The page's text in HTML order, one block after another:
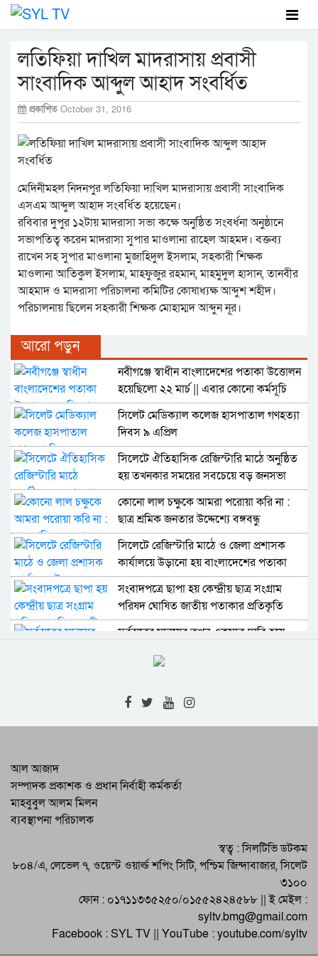
লতিফিয়া দাখিল মাদরাসায় প্রবাসী
সাংবাদিক আব্দুল আহাদ সংবর্ধিত
প্রকাশিত October 31, 2016
মেদিনীমহল নিদনপুর লতিফিয়া দাখিল মাদরাসায় প্রবাসী সাংবাদিক
এসএম আব্দুল আহাদ সংবর্ধিত হয়েছেন।
রবিবার দুপুর ১২টায় মাদরাসা সভা কক্ষে অনুষ্ঠিত সংবর্ধনা অনুষ্ঠানে
সভাপতিত্ব করেন মাদরাসা সুপার মাওলানা রাহেল আহমদ। বক্তব্য
রাখেন সহ সুপার মাওলানা মুজাহিদুল ইসলাম, সহকারী শিক্ষক
মাওলানা আতিকুল ইসলাম, মাহফুজুর রহমান, মাহমুদুল হাসান, তানবীর
আহমাদ ও মাদরাসা পরিচালনা কমিটির কোষাধ্যক্ষ আব্দুশ শহীদ।
পরিচালনায় ছিলেন সহকারী শিক্ষক মোহাম্মদ আব্দুন নূর।
আরো পড়ুন
নবীগঞ্জে স্বাধীন বাংলাদেশের পতাকা উত্তোলন
হয়েছিলো ২২ মার্চ || এবার কোনো কর্মসূচি
নেই
সিলেট মেডিক্যাল কলেজ হাসপাতাল গণহত্যা
দিবস ৯ এপ্রিল
সিলেটে ঐতিহাসিক রেজিস্টারি মাঠে অনুষ্ঠিত
হয় তখনকার সময়ের সবচেয়ে বড় জনসভা
কোনো লাল চক্ষুকে আমরা পরোয়া করি না :
ছাত্র শ্রমিক জনতার উদ্দেশ্যে বঙ্গবন্ধু
সিলেটে রেজিস্টারি মাঠে ও জেলা প্রশাসক
কার্যালয়ে উড়ানো হয় বাংলাদেশের পতাকা
সংবাদপত্রে ছাপা হয় কেন্দ্রীয় ছাত্র সংগ্রাম
পরিষদ ঘোষিত জাতীয় পতাকার প্রতিকৃতি
সর্বস্তরের মানুষের তখন একমাত্র দাবি হয়ে
আহবান জানান মাওলানা ভাসানী
বাংলাদেশ স্বাধীন করো’
ইয়াহিয়ার সঙ্গে বঙ্গবন্ধু আলোচনা শুরু :
আন্দোলন চালিয়ে যাওয়ার আহ্বান
যারা সোনার বাংলাকে শ্মশানে পরিণত করেছে
তাদের সঙ্গে আপস নেই
উত্তাল মার্চ : জনগণের মুক্তির উদ্দীপনা নিভিয়ে
আল আজাদ
সম্পাদক প্রকাশক ও প্রধান নির্বাহী কর্মকর্তা
মাহবুবুল আলম মিলন
ব্যবস্থাপনা পরিচালক
স্বত্ব : সিলটিভি ডটকম
৮০৪/এ, লেভেল ৭, ওয়েস্ট ওয়ার্ল্ড শপিং সিটি, পশ্চিম জিন্দাবাজার, সিলেট
৩১০০
ফোন : ০১৭১১৩৩৫২৫০/০১৫৫২৪২৪৫৮৮ || ই মেইল :
syltv.bmg@gmail.com
Facebook : SYL TV || YouTube : youtube.com/syltv